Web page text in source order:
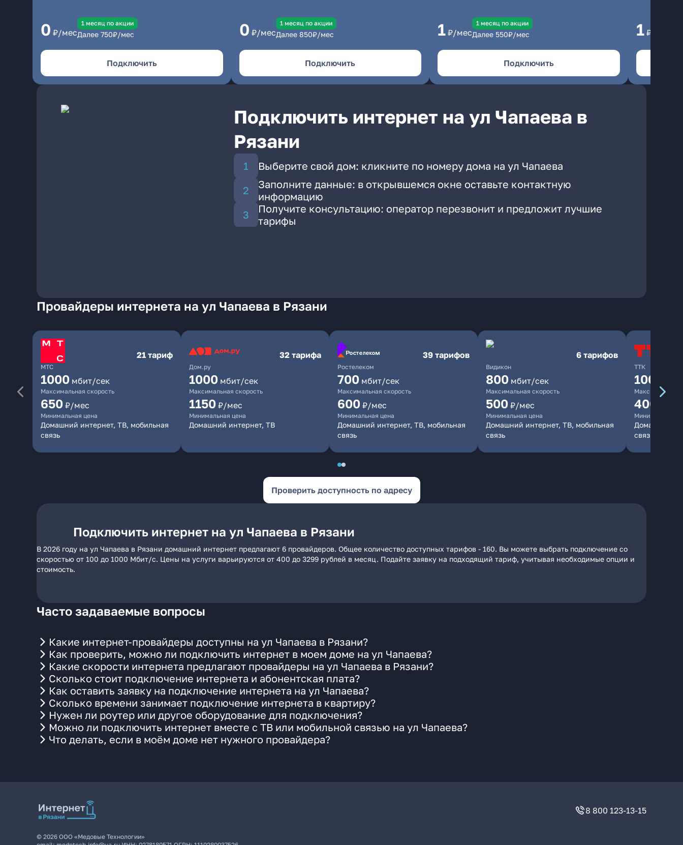
0 ₽/мес
1 месяц по акции
Далее 750₽/мес
Подключить
0 ₽/мес
1 месяц по акции
Далее 850₽/мес
Подключить
1 ₽/мес
1 месяц по акции
Далее 550₽/мес
Подключить
1 ₽/мес
Подключить интернет на ул Чапаева в
Рязани
Выберите свой дом: кликните по номеру дома на ул Чапаева
Заполните данные: в открывшемся окне оставьте контактную
информацию
Получите консультацию: оператор перезвонит и предложит лучшие
тарифы
Провайдеры интернета на ул Чапаева в Рязани
МТС
21 тариф
1000 мбит/сек
Максимальная скорость
650 ₽/мес
Минимальная цена
Домашний интернет, ТВ, мобильная
связь
Дом.ру
32 тарифа
1000 мбит/сек
Максимальная скорость
1150 ₽/мес
Минимальная цена
Домашний интернет, ТВ
Ростелеком
39 тарифов
700 мбит/сек
Максимальная скорость
600 ₽/мес
Минимальная цена
Домашний интернет, ТВ, мобильная
связь
Видикон
6 тарифов
800 мбит/сек
Максимальная скорость
500 ₽/мес
Минимальная цена
Домашний интернет, ТВ, мобильная
связь
ТТК
100
Максимальная
400
Минимальная
Домашний
связь
Проверить доступность по адресу
Подключить интернет на ул Чапаева в Рязани
В 2026 году на ул Чапаева в Рязани домашний интернет предлагают 6 провайдеров. Общее количество доступных тарифов - 160. Вы можете выбрать подключение со
скоростью от 100 до 1000 Мбит/с. Цены на услуги варьируются от 400 до 3299 рублей в месяц. Подайте заявку на подходящий тариф, учитывая необходимые опции и
стоимость.
Часто задаваемые вопросы
Какие интернет-провайдеры доступны на ул Чапаева в Рязани?
Как проверить, можно ли подключить интернет в моем доме на ул Чапаева?
Какие скорости интернета предлагают провайдеры на ул Чапаева в Рязани?
Сколько стоит подключение интернета и абонентская плата?
Как оставить заявку на подключение интернета на ул Чапаева?
Сколько времени занимает подключение интернета в квартиру?
Нужен ли роутер или другое оборудование для подключения?
Можно ли подключить интернет вместе с ТВ или мобильной связью на ул Чапаева?
Что делать, если в моём доме нет нужного провайдера?
8 800 123-13-15
© 2026 ООО «Медовые Технологии»